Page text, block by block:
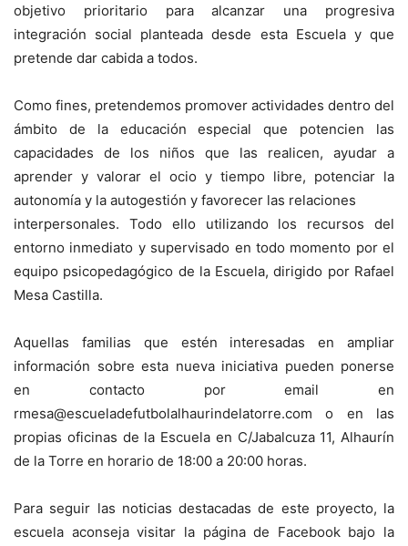
objetivo prioritario para alcanzar una progresiva
integración social planteada desde esta Escuela y que
pretende dar cabida a todos.
Como fines, pretendemos promover actividades dentro del
ámbito de la educación especial que potencien las
capacidades de los niños que las realicen, ayudar a
aprender y valorar el ocio y tiempo libre, potenciar la
autonomía y la autogestión y favorecer las relaciones
interpersonales. Todo ello utilizando los recursos del
entorno inmediato y supervisado en todo momento por el
equipo psicopedagógico de la Escuela, dirigido por Rafael
Mesa Castilla.
Aquellas familias que estén interesadas en ampliar
información sobre esta nueva iniciativa pueden ponerse
en contacto por email en
rmesa@escueladefutbolalhaurindelatorre.com o en las
propias oficinas de la Escuela en C/Jabalcuza 11, Alhaurín
de la Torre en horario de 18:00 a 20:00 horas.
Para seguir las noticias destacadas de este proyecto, la
escuela aconseja visitar la página de Facebook bajo la